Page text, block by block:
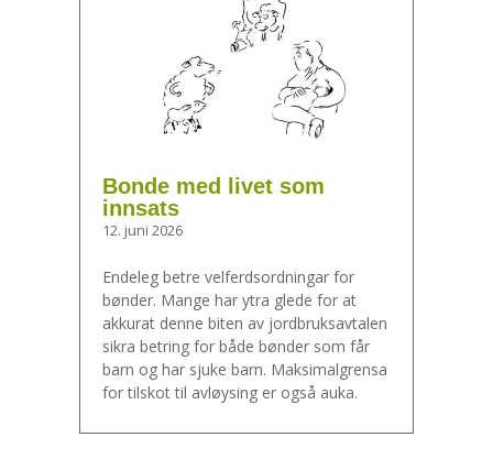
Bonde med livet som
innsats
12. juni 2026
Endeleg betre velferdsordningar for
bønder. Mange har ytra glede for at
akkurat denne biten av jordbruksavtalen
sikra betring for både bønder som får
barn og har sjuke barn. Maksimalgrensa
for tilskot til avløysing er også auka.